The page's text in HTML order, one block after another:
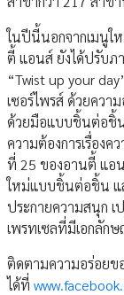
ในปีนี้นอกจากเมนูใ
ตี้ แอนส์ ยังได้ปรับ
“Twist up your
เซอร์ไพรส์ ด้วยควา
ด้วยมือแบบชิ้นต่อชิ้
ความต้องการเรื่อง
ที่ 25 ของอานตี้ แอ
ใหม่แบบชิ้นต่อชิ้น แ
ประกายความสนุก เ
เพรทเซลที่มีเอกลัก
ติดตามความอร่อย
ได้ที่